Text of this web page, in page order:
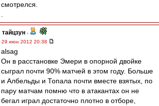
смотрелся.
тайцзун -
29 июн 2012 20:38
alsag
Он в расстановке Эмери в опорной двойке
сыграл почти 90% матчей в этом году. Больше
и Албельды и Топала почти вместе взятых, по
пару матчам помню что в атакантах он не
бегал играл достаточно плотно в отборе,